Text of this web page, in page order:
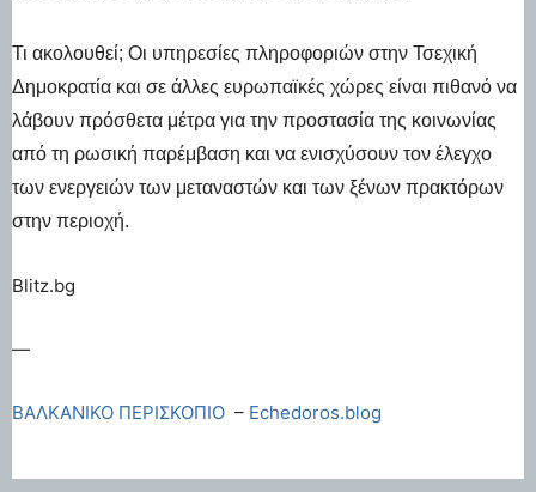
Τι ακολουθεί; Οι υπηρεσίες πληροφοριών στην Τσεχική
Δημοκρατία και σε άλλες ευρωπαϊκές χώρες είναι πιθανό να
λάβουν πρόσθετα μέτρα για την προστασία της κοινωνίας
από τη ρωσική παρέμβαση και να ενισχύσουν τον έλεγχο
των ενεργειών των μεταναστών και των ξένων πρακτόρων
στην περιοχή.
Blitz.bg
—
ΒΑΛΚΑΝΙΚΟ ΠΕΡΙΣΚΟΠΙΟ – Echedoros.blog